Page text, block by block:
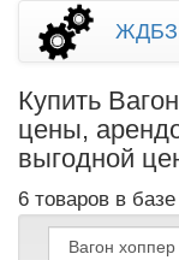
Купить
цены,
выгодной
6 товаров в